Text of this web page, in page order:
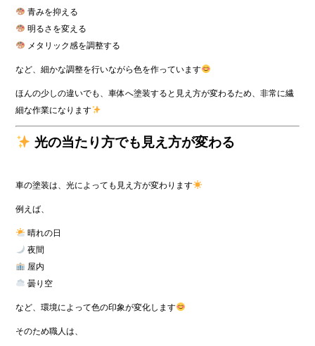
青みを抑える
明るさを変える
メタリック感を調整する
など、細かな調整を行いながら色を作っています
ほんの少しの違いでも、車体へ塗装すると見え方が変わるため、非常に繊
細な作業になります
光の当たり方でも見え方が変わる
車の塗装は、光によっても見え方が変わります
例えば、
晴れの日
夜間
屋内
曇り空
など、環境によって色の印象が変化します
そのため職人は、